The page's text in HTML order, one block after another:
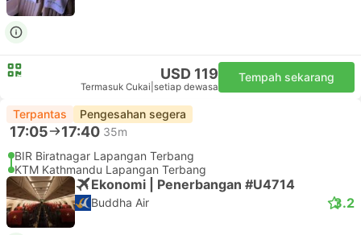
USD 119
Termasuk Cukai setiap dewasa
Tempah sekarang
Terpantas Pengesahan segera
17:05 17:40 35m
BIR Biratnagar Lapangan Terbang
KTM Kathmandu Lapangan Terbang
Ekonomi | Penerbangan #U4714
Buddha Air 3.2